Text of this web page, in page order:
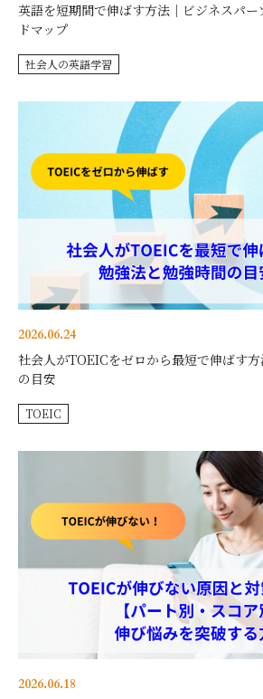
英語を短期間で伸ばす方法｜ビジネスパ
ドマップ
社会人の英語学習
2026.06.24
社会人がTOEICをゼロから最短で伸ばす
の目安
TOEIC
2026.06.18